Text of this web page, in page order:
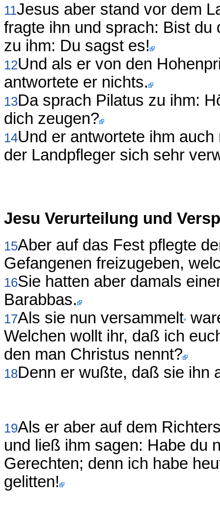
11Jesus aber stand vor dem
fragte ihn und sprach: Bist
zu ihm: Du sagst es!
12Und als er von den
antwortete er nichts.
13Da sprach Pilatus zu ihm:
dich zeugen?
14Und er antwortete ihm
der Landpfleger sich sehr
Jesu Verurteilung und
15Aber auf das Fest pflegte
Gefangenen freizugeben,
16Sie hatten aber damals
Barabbas.
17Als sie nun versammelt
Welchen wollt ihr, daß ich
den man Christus nennt?
18Denn er wußte, daß sie ihn
19Als er aber auf dem
und ließ ihm sagen: Habe du
Gerechten; denn ich habe
gelitten!